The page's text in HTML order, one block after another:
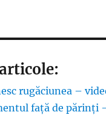
rugăciunea –
față de părinți